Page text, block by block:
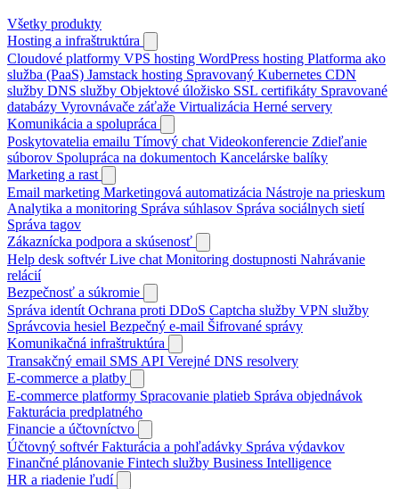
Všetky produkty
Hosting a infraštruktúra
Cloudové platformy VPS hosting WordPress hosting Platforma ako
služba (PaaS) Jamstack hosting Spravovaný Kubernetes CDN
služby DNS služby Objektové úložisko SSL certifikáty Spravované
databázy Vyrovnávače záťaže Virtualizácia Herné servery
Komunikácia a spolupráca
Poskytovatelia emailu Tímový chat Videokonferencie Zdieľanie
súborov Spolupráca na dokumentoch Kancelárske balíky
Marketing a rast
Email marketing Marketingová automatizácia Nástroje na prieskum
Analytika a monitoring Správa súhlasov Správa sociálnych sietí
Správa tagov
Zákaznícka podpora a skúsenosť
Help desk softvérLive chat Monitoring dostupnosti Nahrávanie
relácií
Bezpečnosť a súkromie
Správa identít Ochrana proti DDoS Captcha služby VPN služby
Správcovia hesiel Bezpečný e-mail Šifrované správy
Komunikačná infraštruktúra
Transakčný email SMS API Verejné DNS resolvery
E-commerce a platby
E-commerce platformy Spracovanie platieb Správa objednávok
Fakturácia predplatného
Financie a účtovníctvo
Účtovný softvérFakturácia a pohľadávky Správa výdavkov
Finančné plánovanie Fintech služby Business Intelligence
HR a riadenie ľudí